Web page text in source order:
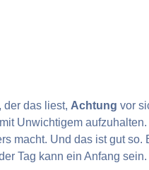
der das liest, Achtung vor
Unwichtigem
macht. Und das ist gut so.
Tag kann ein Anfang sein.